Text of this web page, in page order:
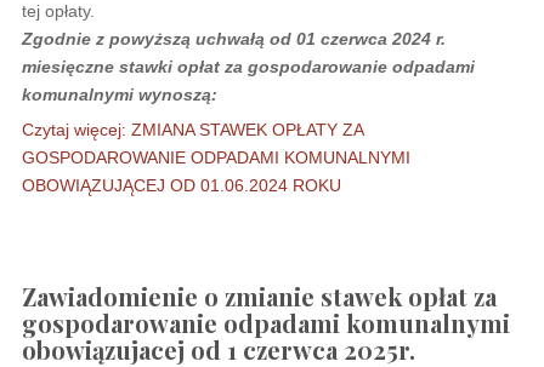
tej opłaty.
Zgodnie z powyższą uchwałą od 01 czerwca 2024 r.
miesięczne stawki opłat za gospodarowanie odpadami
komunalnymi wynoszą:
Czytaj więcej: ZMIANA STAWEK OPŁATY ZA
GOSPODAROWANIE ODPADAMI KOMUNALNYMI
OBOWIĄZUJĄCEJ OD 01.06.2024 ROKU
Zawiadomienie o zmianie stawek opłat za
gospodarowanie odpadami komunalnymi
obowiązujacej od 1 czerwca 2025r.